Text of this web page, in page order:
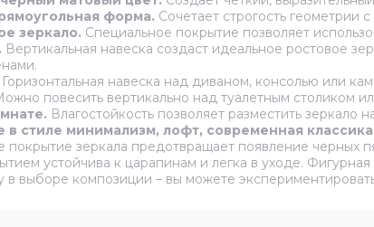
форма. Сочетает строгость геометрии
зеркало. Специальное покрытие позволяет
Вертикальная навеска создаст идеальное ростовое
Горизонтальная навеска над диваном, консолью или
повесить вертикально над туалетным столиком
Влагостойкость позволяет разместить
в стиле минимализм, лофт, современная
покрытие зеркала предотвращает появление
устойчива к царапинам и легка в уходе.
в выборе композиции – вы можете